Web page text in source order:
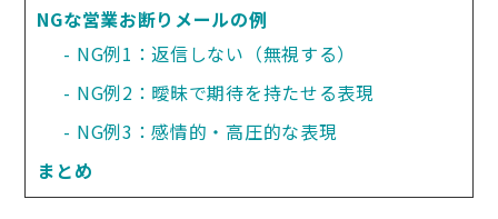
NGな営業お断りメールの例
NG例1：返信しない（無視する）
NG例2：曖昧で期待を持たせる表現
NG例3：感情的・高圧的な表現
まとめ